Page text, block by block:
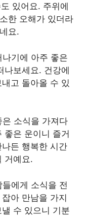
있어요. 주위에
한 오해가 있더라
요.
기에 아주 좋은
나보세요. 건강에
고 돌아올 수 있
소식을 가져다
좋은 운이니 즐거
든 행복한 시간
거예요.
에게 소식을 전
아 만남을 가지
수 있으니 기분